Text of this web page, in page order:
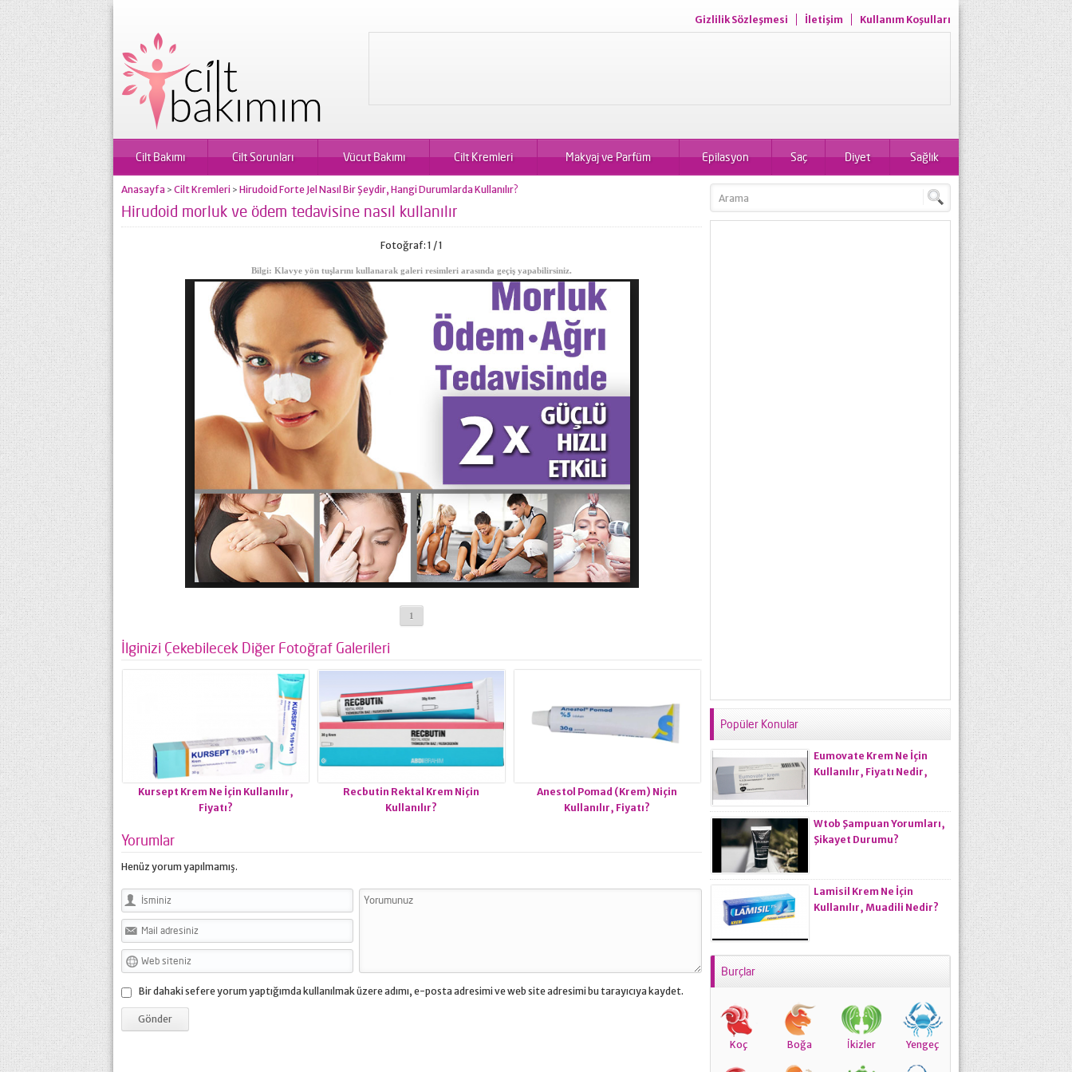
Gizlilik Sözleşmesi İletişim Kullanım Koşulları
Cilt Bakımı Cilt Sorunları Vücut Bakımı Cilt Kremleri Makyaj ve Parfüm Epilasyon Saç Diyet Sağlık
Anasayfa > Cilt Kremleri > Hirudoid Forte Jel Nasıl Bir Şeydir, Hangi Durumlarda Kullanılır?
Hirudoid morluk ve ödem tedavisine nasıl kullanılır
Fotoğraf: 1 / 1
Bilgi: Klavye yön tuşlarını kullanarak galeri resimleri arasında geçiş yapabilirsiniz.
1
İlginizi Çekebilecek Diğer Fotoğraf Galerileri
Kursept Krem Ne İçin Kullanılır,
Fiyatı?
Recbutin Rektal Krem Niçin
Kullanılır?
Anestol Pomad (Krem) Niçin
Kullanılır, Fiyatı?
Yorumlar
Henüz yorum yapılmamış.
Bir dahaki sefere yorum yaptığımda kullanılmak üzere adımı, e-posta adresimi ve web site adresimi bu tarayıcıya kaydet.
Popüler Konular
Eumovate Krem Ne İçin
Kullanılır, Fiyatı Nedir,
Wtob Şampuan Yorumları,
Şikayet Durumu?
Lamisil Krem Ne İçin
Kullanılır, Muadili Nedir?
Burçlar
Koç Boğa İkizler Yengeç